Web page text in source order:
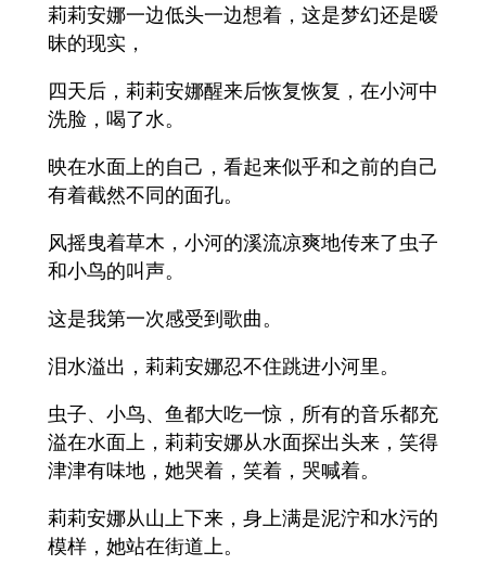
莉莉安娜一边低头一边想着，这是梦幻还是暧
昧的现实，
四天后，莉莉安娜醒来后恢复恢复，在小河中
洗脸，喝了水。
映在水面上的自己，看起来似乎和之前的自己
有着截然不同的面孔。
风摇曳着草木，小河的溪流凉爽地传来了虫子
和小鸟的叫声。
这是我第一次感受到歌曲。
泪水溢出，莉莉安娜忍不住跳进小河里。
虫子、小鸟、鱼都大吃一惊，所有的音乐都充
溢在水面上，莉莉安娜从水面探出头来，笑得
津津有味地，她哭着，笑着，哭喊着。
莉莉安娜从山上下来，身上满是泥泞和水污的
模样，她站在街道上。